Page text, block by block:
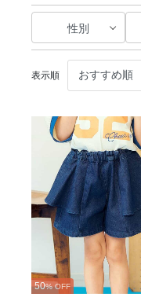
性別
表示順
50% OFF